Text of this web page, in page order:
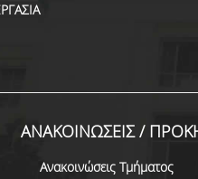
ΑΝΑΚΟΙΝΩΣΕΙΣ /
Ανακοινώσεις Τμήματος